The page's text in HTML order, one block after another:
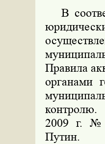
В
Правила
органами
контролю.
2009 г. №
Путин.